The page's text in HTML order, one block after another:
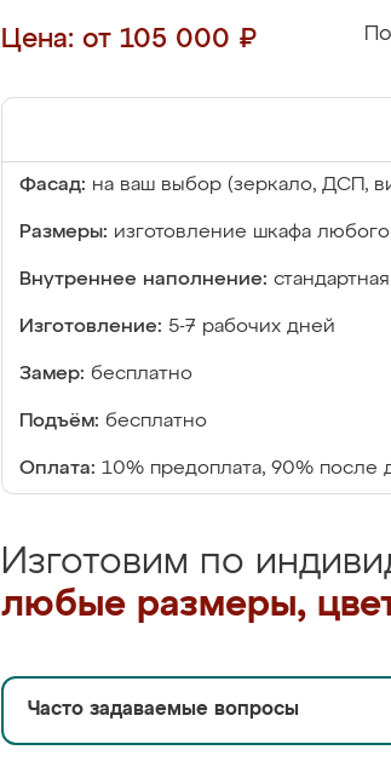
Цена: от 105 000 ₽
Фасад: на ваш выбор (зеркало, ДСП,
Размеры: изготовление шкафа
Внутреннее наполнение:
Изготовление: 5-7 рабочих дней
Замер: бесплатно
Подъём: бесплатно
Оплата: 10% предоплата, 90% после
Изготовим по
любые размеры,
Часто задаваемые вопросы